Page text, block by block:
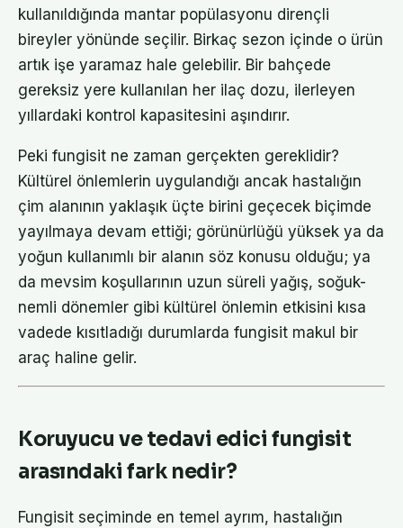
kullanıldığında mantar popülasyonu dirençli
bireyler yönünde seçilir. Birkaç sezon içinde o ürün
artık işe yaramaz hale gelebilir. Bir bahçede
gereksiz yere kullanılan her ilaç dozu, ilerleyen
yıllardaki kontrol kapasitesini aşındırır.
Peki fungisit ne zaman gerçekten gereklidir?
Kültürel önlemlerin uygulandığı ancak hastalığın
çim alanının yaklaşık üçte birini geçecek biçimde
yayılmaya devam ettiği; görünürlüğü yüksek ya da
yoğun kullanımlı bir alanın söz konusu olduğu; ya
da mevsim koşullarının uzun süreli yağış, soğuk-
nemli dönemler gibi kültürel önlemin etkisini kısa
vadede kısıtladığı durumlarda fungisit makul bir
araç haline gelir.
Koruyucu ve tedavi edici fungisit
arasındaki fark nedir?
Fungisit seçiminde en temel ayrım, hastalığın